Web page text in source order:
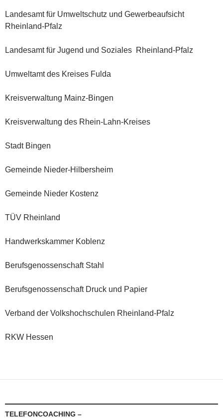
Landesamt für Umweltschutz und Gewerbeaufsicht
Rheinland-Pfalz
Landesamt für Jugend und Soziales Rheinland-Pfalz
Umweltamt des Kreises Fulda
Kreisverwaltung Mainz-Bingen
Kreisverwaltung des Rhein-Lahn-Kreises
Stadt Bingen
Gemeinde Nieder-Hilbersheim
Gemeinde Nieder Kostenz
TÜV Rheinland
Handwerkskammer Koblenz
Berufsgenossenschaft Stahl
Berufsgenossenschaft Druck und Papier
Verband der Volkshochschulen Rheinland-Pfalz
RKW Hessen
TELEFONCOACHING –